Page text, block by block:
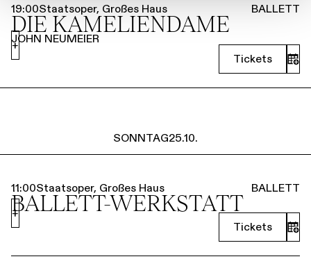
19:00Staatsoper, Großes Haus BALLETT
DIE KAMELIEN­DAME
JOHN NEUMEIER
Tickets
+
SONNTAG25.10.
11:00Staatsoper, Großes Haus BALLETT
BALLETT-WERKSTATT
Tickets
+